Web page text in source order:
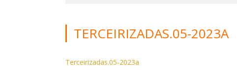
TERCEIRIZADAS.05-2023A
Terceirizadas.05-2023a